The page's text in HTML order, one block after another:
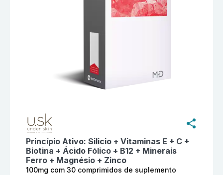
Princípio Ativo: Silicio + Vitaminas E + C +
Biotina + Ácido Fólico + B12 + Minerais
Ferro + Magnésio + Zinco
100mg com 30 comprimidos de suplemento